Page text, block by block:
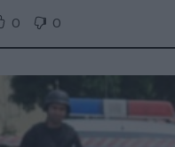
0 0